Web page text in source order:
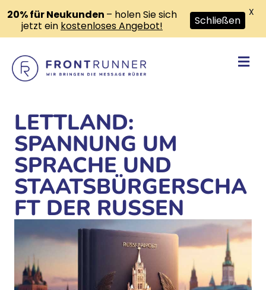
LETTLAND:
SPANNUNG UM
SPRACHE UND
STAATSBÜRGERSCHA
FT DER RUSSEN
20% für Neukunden – holen Sie sich
jetzt ein kostenloses Angebot! Schließen
X